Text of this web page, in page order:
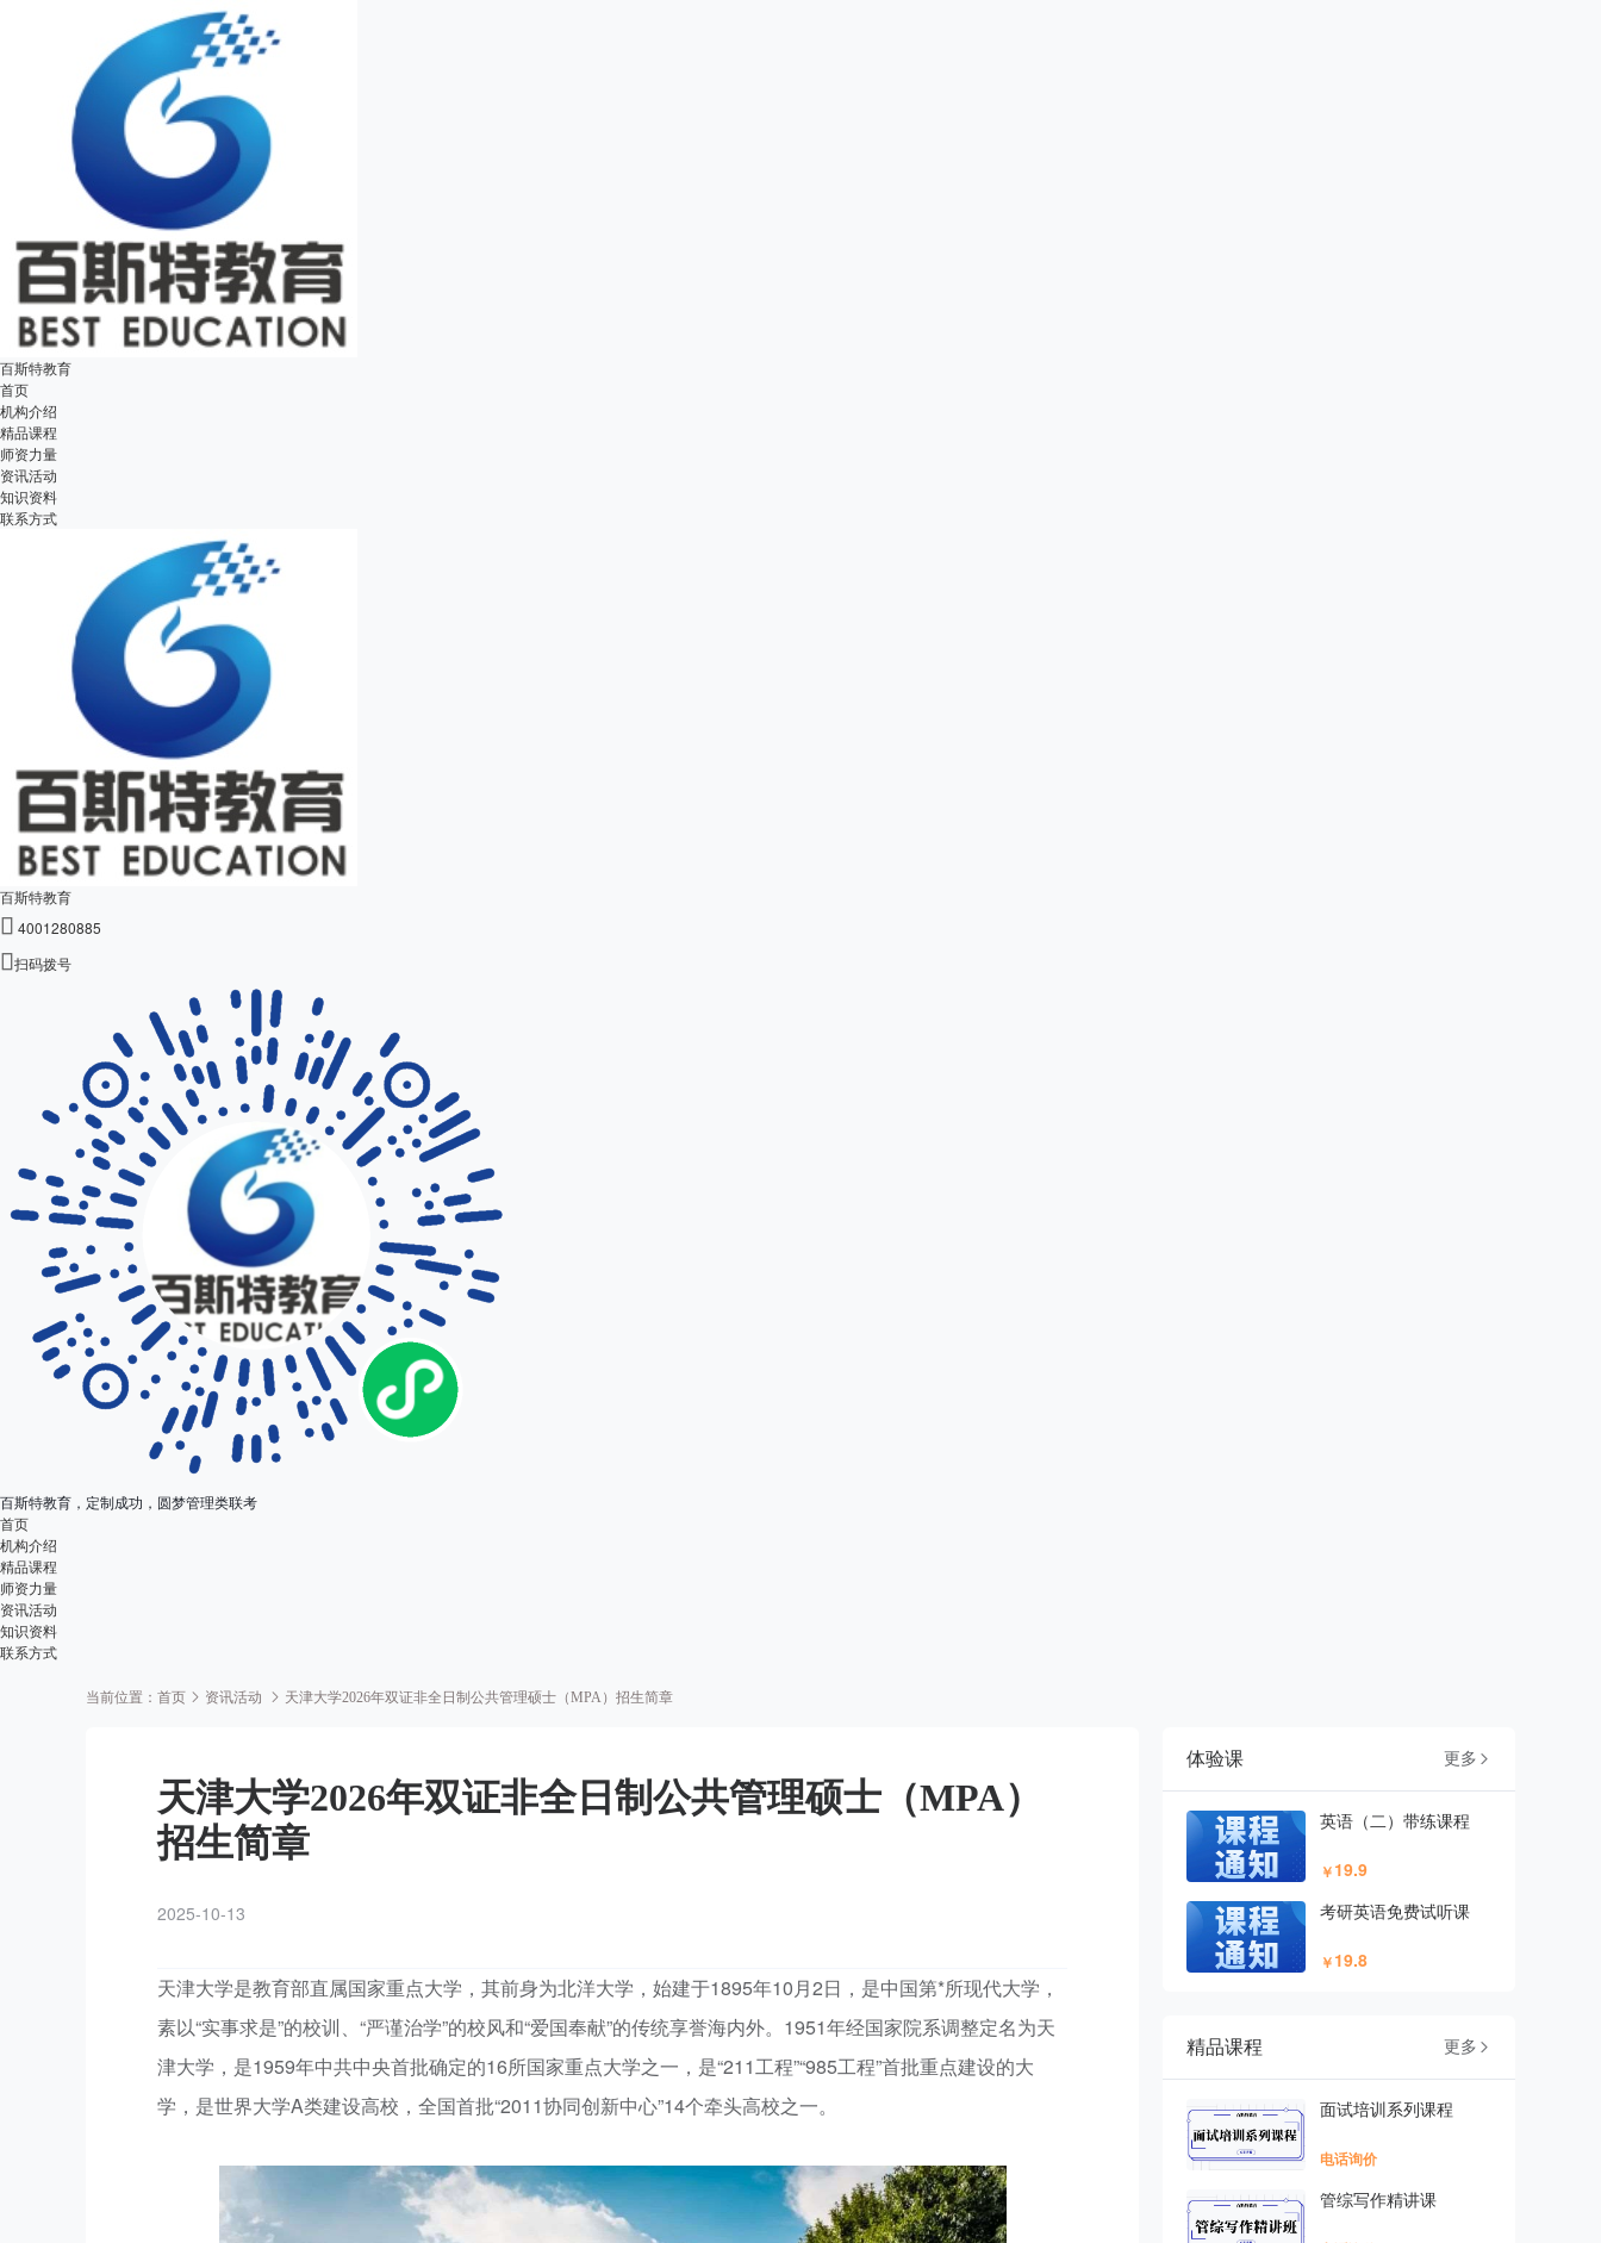
百斯特教育
首页
机构介绍
精品课程
师资力量
资讯活动
知识资料
联系方式
百斯特教育
 4001280885
扫码拨号
百斯特教育，定制成功，圆梦管理类联考
首页
机构介绍
精品课程
师资力量
资讯活动
知识资料
联系方式
当前位置： 首页 资讯活动 天津大学2026年双证非全日制公共管理硕士（MPA）招生简章
天津大学2026年双证非全日制公共管理硕士（MPA）
招生简章
2025-10-13
天津大学是教育部直属国家重点大学，其前身为北洋大学，始建于1895年10月2日，是中国第*所现代大学，
素以“实事求是”的校训、“严谨治学”的校风和“爱国奉献”的传统享誉海内外。1951年经国家院系调整定名为天
津大学，是1959年中共中央首批确定的16所国家重点大学之一，是“211工程”“985工程”首批重点建设的大
学，是世界大学A类建设高校，全国首批“2011协同创新中心”14个牵头高校之一。
体验课 更多 
英语（二）带练课程
￥19.9
考研英语免费试听课
￥19.8
精品课程 更多 
面试培训系列课程
电话询价
管综写作精讲课